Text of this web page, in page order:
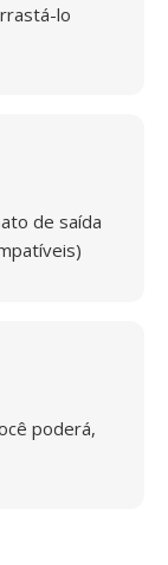
lo
de saída
poderá,